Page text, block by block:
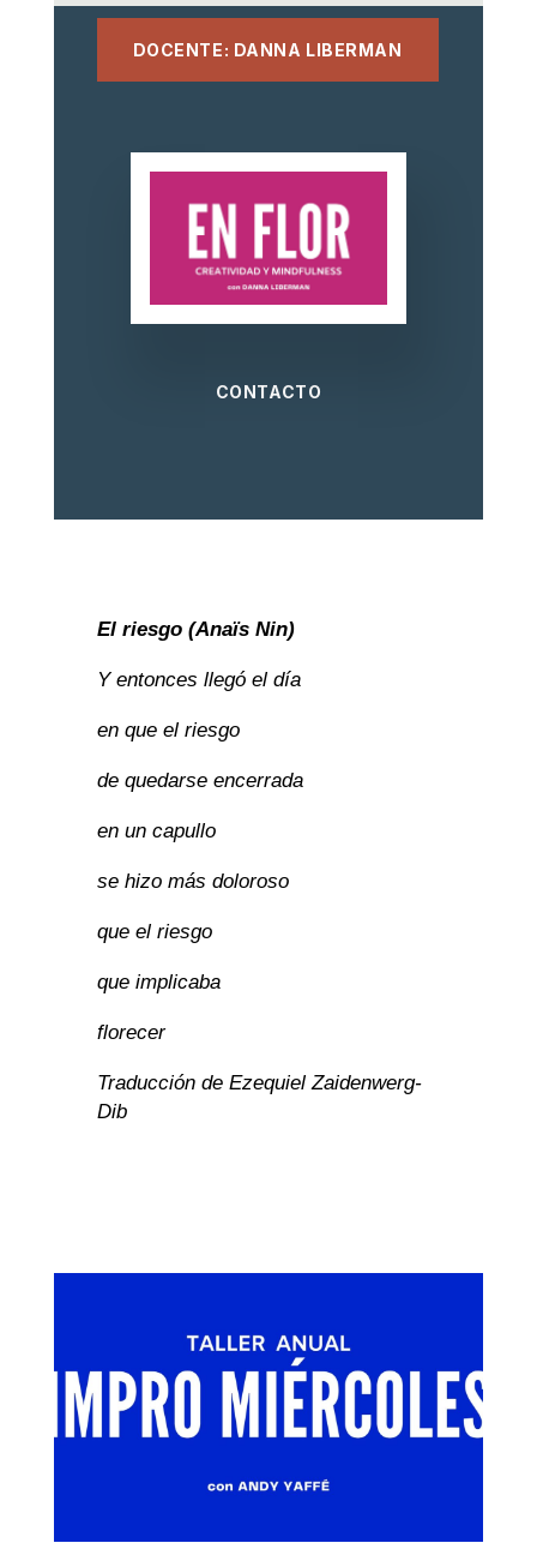
DOCENTE: DANNA LIBERMAN
CONTACTO
El riesgo (Anaïs Nin)
Y entonces llegó el día
en que el riesgo
de quedarse encerrada
en un capullo
se hizo más doloroso
que el riesgo
que implicaba
florecer
Traducción de Ezequiel Zaidenwerg-
Dib